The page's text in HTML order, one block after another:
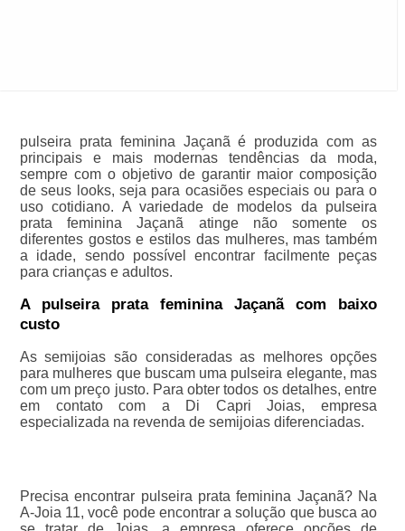
pulseira prata feminina Jaçanã é produzida com as
principais e mais modernas tendências da moda,
sempre com o objetivo de garantir maior composição
de seus looks, seja para ocasiões especiais ou para o
uso cotidiano. A variedade de modelos da pulseira
prata feminina Jaçanã atinge não somente os
diferentes gostos e estilos das mulheres, mas também
a idade, sendo possível encontrar facilmente peças
para crianças e adultos.
A pulseira prata feminina Jaçanã com baixo
custo
As semijoias são consideradas as melhores opções
para mulheres que buscam uma pulseira elegante, mas
com um preço justo. Para obter todos os detalhes, entre
em contato com a Di Capri Joias, empresa
especializada na revenda de semijoias diferenciadas.
Precisa encontrar pulseira prata feminina Jaçanã? Na
A-Joia 11, você pode encontrar a solução que busca ao